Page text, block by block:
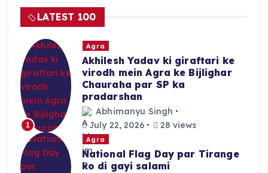
o
o
k
p
p
LATEST 100
1
Agra
Akhilesh Yadav ki giraftari ke
virodh mein Agra ke Bijlighar
Chauraha par SP ka
pradarshan
Abhimanyu Singh
July 22, 2026
28 views
Agra
National Flag Day par Tirange
ko di gayi salami